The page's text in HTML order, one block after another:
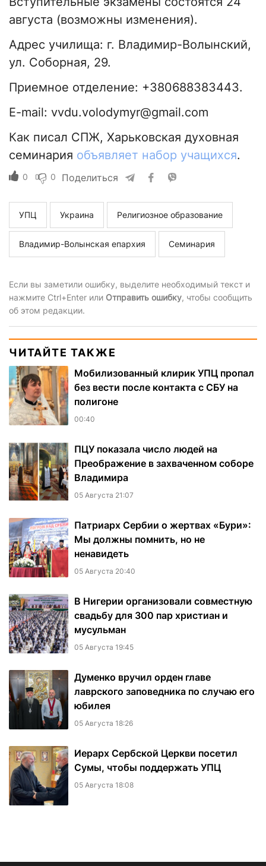
августа (возможны изменения).
Адрес училища: г. Владимир-Волынский,
ул. Соборная, 29.
Приемное отделение: +380688383443.
E-mail: vvdu.volodymyr@gmail.com
Как писал СПЖ, Харьковская духовная
семинария объявляет набор учащихся.
0 0 Поделиться
УПЦ Украина Религиозное образование
Владимир-Волынская епархия Семинария
Если вы заметили ошибку, выделите необходимый текст и
нажмите Ctrl+Enter или Отправить ошибку, чтобы сообщить
об этом редакции.
ЧИТАЙТЕ ТАКЖЕ
Мобилизованный клирик УПЦ пропал
без вести после контакта с СБУ на
полигоне
00:40
ПЦУ показала число людей на
Преображение в захваченном соборе
Владимира
05 Августа 21:07
Патриарх Сербии о жертвах «Бури»:
Мы должны помнить, но не
ненавидеть
05 Августа 20:40
В Нигерии организовали совместную
свадьбу для 300 пар христиан и
мусульман
05 Августа 19:45
Думенко вручил орден главе
лаврского заповедника по случаю его
юбилея
05 Августа 18:26
Иерарх Сербской Церкви посетил
Сумы, чтобы поддержать УПЦ
05 Августа 18:08